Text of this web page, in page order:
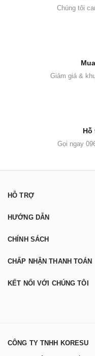
Chúng tôi
Giảm giá &
Hỗ
Gọi ngay
HỖ TRỢ
HƯỚNG DẪN
CHÍNH SÁCH
CHẤP NHẬN THANH TOÁN
KẾT NỐI VỚI CHÚNG TÔI
CÔNG TY TNHH KORESU